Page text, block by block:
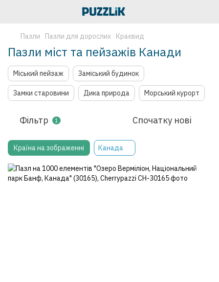
Пазли Пазли для дорослих Краєвид
Пазли міст та пейзажів Канади
Міський пейзаж Заміський будинок
Замки старовини Дика природа Морський курорт
Фільтр 1 Спочатку нові
Країна на зображенні Канада